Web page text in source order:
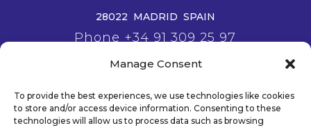
Manage Consent
To provide the best experiences, we use technologies like cookies
to store and/or access device information. Consenting to these
technologies will allow us to process data such as browsing
28022 MADRID SPAIN
Phone +34 91 309 25 97
Email info@wanjie-europe.eu